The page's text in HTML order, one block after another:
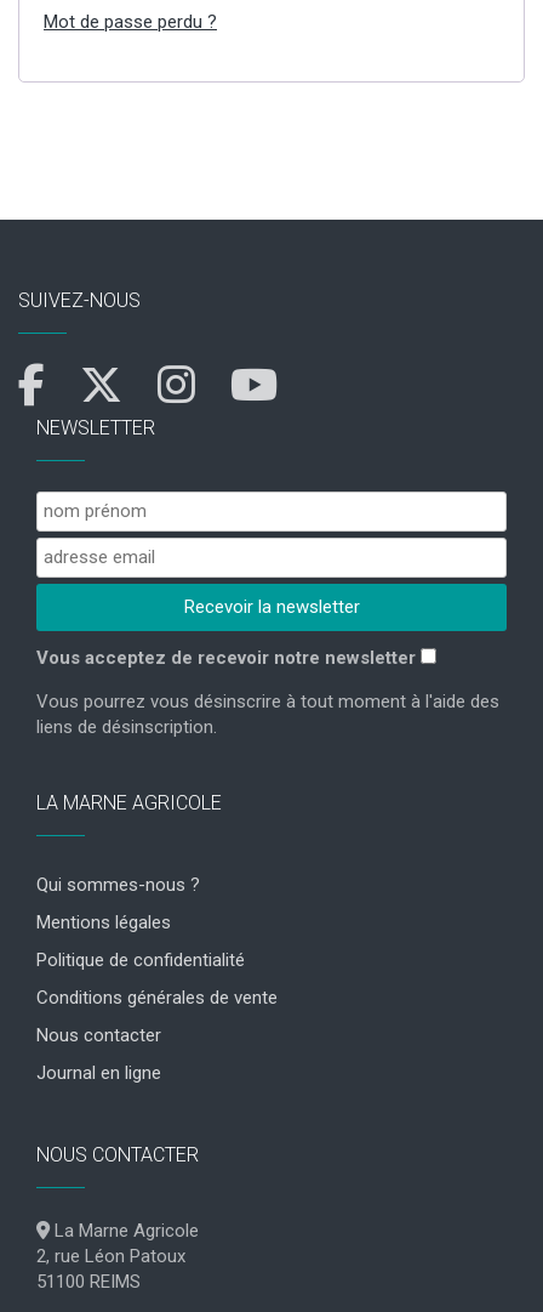
Mot de passe perdu ?
SUIVEZ-NOUS
NEWSLETTER
Vous acceptez de recevoir notre newsletter
Vous pourrez vous désinscrire à tout moment à l'aide des
liens de désinscription.
LA MARNE AGRICOLE
Qui sommes-nous ?
Mentions légales
Politique de confidentialité
Conditions générales de vente
Nous contacter
Journal en ligne
NOUS CONTACTER
La Marne Agricole
2, rue Léon Patoux
51100 REIMS